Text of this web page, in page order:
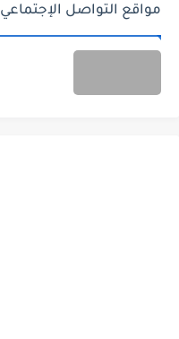
مواقع التواصل الإجتماعي